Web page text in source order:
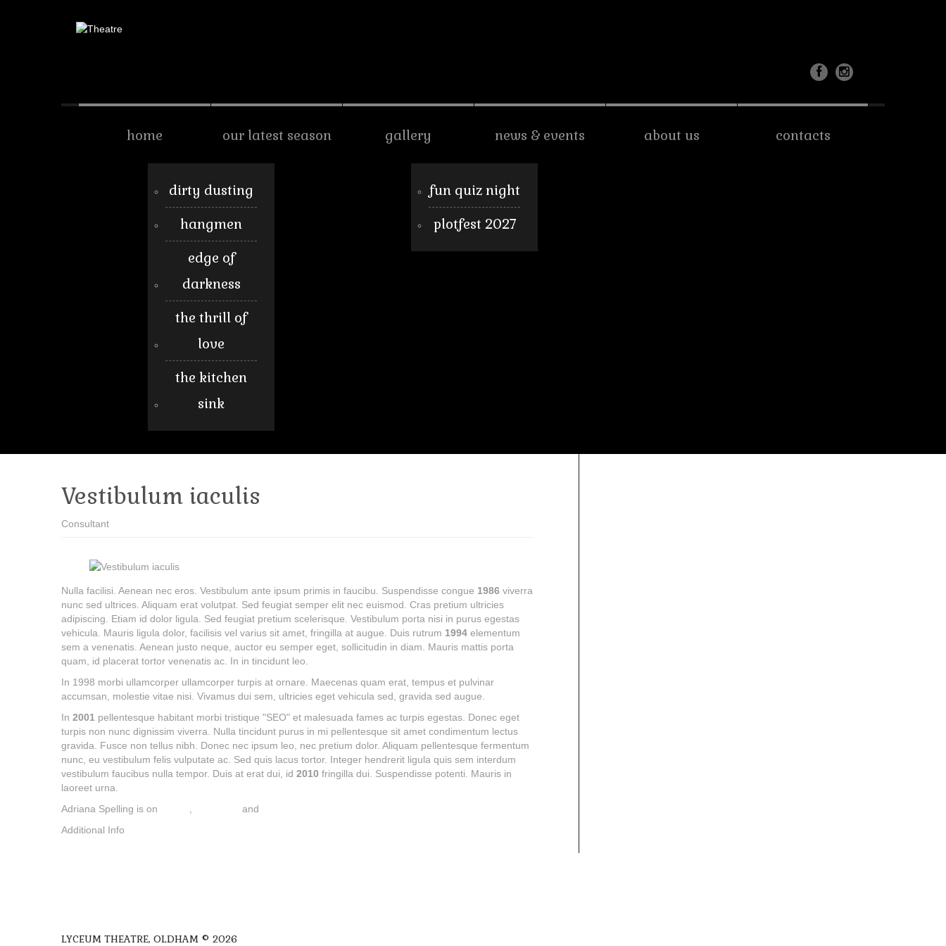
home our latest season
dirty dusting
hangmen
edge of
darkness
the thrill of
love
the kitchen
sink
gallery news & events
fun quiz night
plotfest 2027
about us contacts
Vestibulum iaculis
Consultant
Nulla facilisi. Aenean nec eros. Vestibulum ante ipsum primis in faucibu. Suspendisse congue 1986 viverra
nunc sed ultrices. Aliquam erat volutpat. Sed feugiat semper elit nec euismod. Cras pretium ultricies
adipiscing. Etiam id dolor ligula. Sed feugiat pretium scelerisque. Vestibulum porta nisi in purus egestas
vehicula. Mauris ligula dolor, facilisis vel varius sit amet, fringilla at augue. Duis rutrum 1994 elementum
sem a venenatis. Aenean justo neque, auctor eu semper eget, sollicitudin in diam. Mauris mattis porta
quam, id placerat tortor venenatis ac. In in tincidunt leo.
In 1998 morbi ullamcorper ullamcorper turpis at ornare. Maecenas quam erat, tempus et pulvinar
accumsan, molestie vitae nisi. Vivamus dui sem, ultricies eget vehicula sed, gravida sed augue.
In 2001 pellentesque habitant morbi tristique "SEO" et malesuada fames ac turpis egestas. Donec eget
turpis non nunc dignissim viverra. Nulla tincidunt purus in mi pellentesque sit amet condimentum lectus
gravida. Fusce non tellus nibh. Donec nec ipsum leo, nec pretium dolor. Aliquam pellentesque fermentum
nunc, eu vestibulum felis vulputate ac. Sed quis lacus tortor. Integer hendrerit ligula quis sem interdum
vestibulum faucibus nulla tempor. Duis at erat dui, id 2010 fringilla dui. Suspendisse potenti. Mauris in
laoreet urna.
Adriana Spelling is on
, and
Additional Info
LYCEUM THEATRE, OLDHAM © 2026